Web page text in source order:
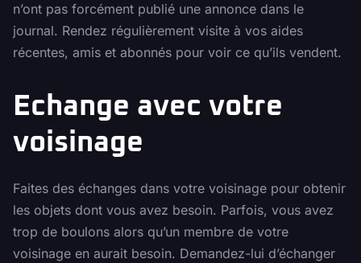
n’ont pas forcément publié une annonce dans le
journal. Rendez régulièrement visite à vos aides
récentes, amis et abonnés pour voir ce qu’ils vendent.
Echange avec votre
voisinage
Faites des échanges dans votre voisinage pour obtenir
les objets dont vous avez besoin. Parfois, vous avez
trop de boulons alors qu’un membre de votre
voisinage en aurait besoin. Demandez-lui d’échanger